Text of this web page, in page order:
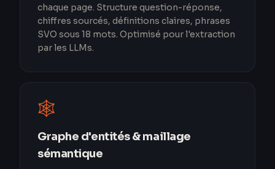
chaque page. Structure question-réponse,
chiffres sourcés, définitions claires, phrases
SVO sous 18 mots. Optimisé pour l'extraction
par les LLMs.
🕸️
Graphe d'entités & maillage
sémantique